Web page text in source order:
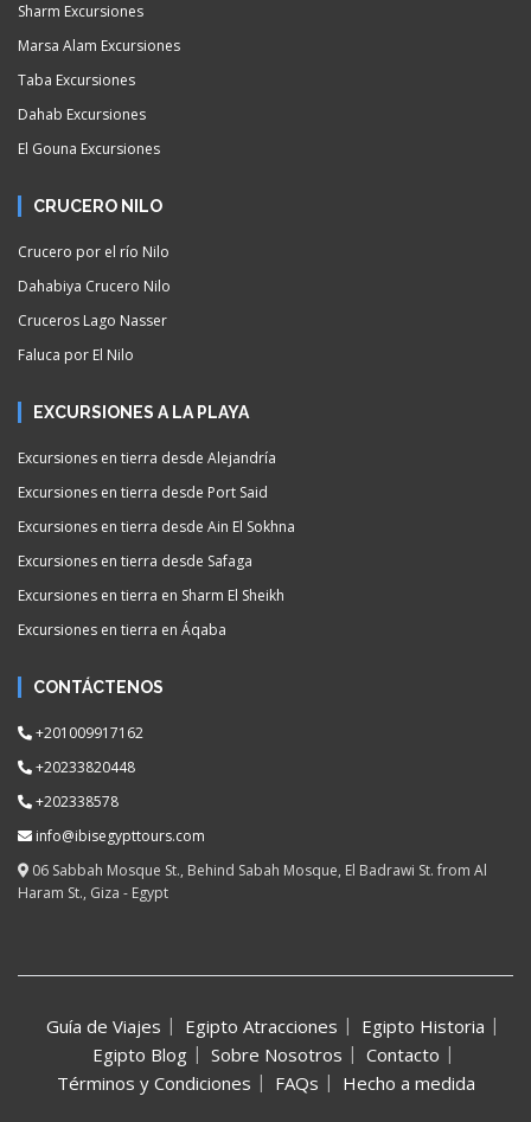
Sharm Excursiones
Marsa Alam Excursiones
Taba Excursiones
Dahab Excursiones
El Gouna Excursiones
CRUCERO NILO
Crucero por el río Nilo
Dahabiya Crucero Nilo
Cruceros Lago Nasser
Faluca por El Nilo
EXCURSIONES A LA PLAYA
Excursiones en tierra desde Alejandría
Excursiones en tierra desde Port Said
Excursiones en tierra desde Ain El Sokhna
Excursiones en tierra desde Safaga
Excursiones en tierra en Sharm El Sheikh
Excursiones en tierra en Áqaba
CONTÁCTENOS
+201009917162
+20233820448
+202338578
info@ibisegypttours.com
06 Sabbah Mosque St., Behind Sabah Mosque, El Badrawi St. from Al
Haram St., Giza - Egypt
Guía de Viajes Egipto Atracciones
Egipto Historia
Egipto Blog
Sobre Nosotros
Contacto
Términos y Condiciones
FAQs Hecho a medida